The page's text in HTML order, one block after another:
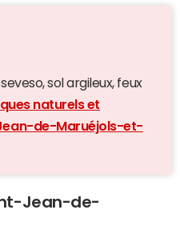
sol argileux, feux
naturels et
de-Maruéjols-et-
Jean-de-